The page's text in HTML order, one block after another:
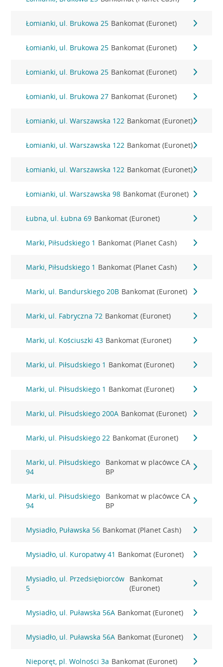
Łomianki, ul. Brukowa 25 Bankomat (Euronet)
Łomianki, ul. Brukowa 25 Bankomat (Euronet)
Łomianki, ul. Brukowa 25 Bankomat (Euronet)
Łomianki, ul. Brukowa 27 Bankomat (Euronet)
Łomianki, ul. Warszawska 122 Bankomat (Euronet)
Łomianki, ul. Warszawska 122 Bankomat (Euronet)
Łomianki, ul. Warszawska 122 Bankomat (Euronet)
Łomianki, ul. Warszawska 98 Bankomat (Euronet)
Łubna, ul. Łubna 69 Bankomat (Euronet)
Marki, Piłsudskiego 1 Bankomat (Planet Cash)
Marki, Piłsudskiego 1 Bankomat (Planet Cash)
Marki, ul. Bandurskiego 20B Bankomat (Euronet)
Marki, ul. Fabryczna 72 Bankomat (Euronet)
Marki, ul. Kościuszki 43 Bankomat (Euronet)
Marki, ul. Piłsudskiego 1 Bankomat (Euronet)
Marki, ul. Piłsudskiego 1 Bankomat (Euronet)
Marki, ul. Piłsudskiego 200A Bankomat (Euronet)
Marki, ul. Piłsudskiego 22 Bankomat (Euronet)
Marki, ul. Piłsudskiego
94
Bankomat w placówce CA
BP
Marki, ul. Piłsudskiego
94
Bankomat w placówce CA
BP
Mysiadło, Puławska 56 Bankomat (Planet Cash)
Mysiadło, ul. Kuropatwy 41 Bankomat (Euronet)
Mysiadło, ul. Przedsiębiorców
5
Bankomat
(Euronet)
Mysiadło, ul. Puławska 56A Bankomat (Euronet)
Mysiadło, ul. Puławska 56A Bankomat (Euronet)
Nieporęt, pl. Wolności 3a Bankomat (Euronet)